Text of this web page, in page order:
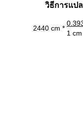
วิธีการแป
2440 cm *
1 cm